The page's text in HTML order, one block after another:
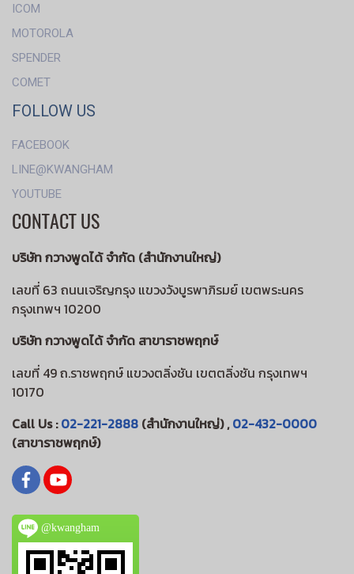
ICOM
MOTOROLA
SPENDER
COMET
FOLLOW US
FACEBOOK
LINE@KWANGHAM
YOUTUBE
CONTACT US
บริษัท กวางพูดได้ จำกัด (สำนักงานใหญ่)
เลขที่ 63 ถนนเจริญกรุง แขวงวังบูรพาภิรมย์ เขตพระนคร
กรุงเทพฯ 10200
บริษัท กวางพูดได้ จำกัด สาขาราชพฤกษ์
เลขที่ 49 ถ.ราชพฤกษ์ แขวงตลิ่งชัน เขตตลิ่งชัน กรุงเทพฯ
10170
Call Us :02-221-2888 (สำนักงานใหญ่) ,02-432-0000
(สาขาราชพฤกษ์)
@kwangham